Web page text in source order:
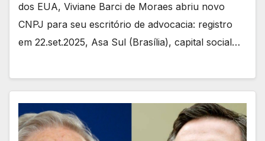
dos EUA, Viviane Barci de Moraes abriu novo
CNPJ para seu escritório de advocacia: registro
em 22.set.2025, Asa Sul (Brasília), capital social…